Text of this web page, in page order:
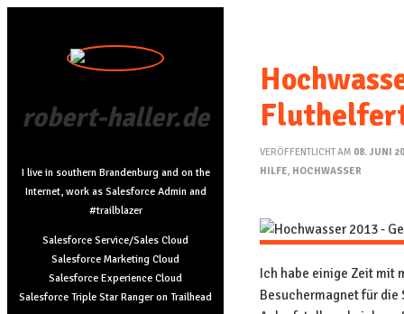
robert-haller.de
I live in southern Brandenburg and on the
Internet, work as Salesforce Admin and
#trailblazer
Salesforce Service/Sales Cloud
Salesforce Marketing Cloud
Salesforce Experience Cloud
Salesforce Triple Star Ranger on Trailhead
VERÖFFENTLICHT AM 08. JUNI
HILFE, HOCHWASSER
Ich habe einige Zeit mit
Besuchermagnet für